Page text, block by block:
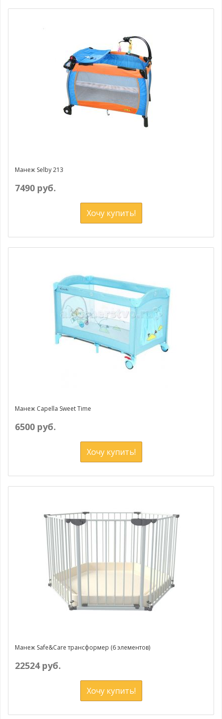
Манеж Selby 213
7490 руб.
Хочу купить!
Манеж Capella Sweet Time
6500 руб.
Хочу купить!
Манеж Safe&Care трансформер (6 элементов)
22524 руб.
Хочу купить!